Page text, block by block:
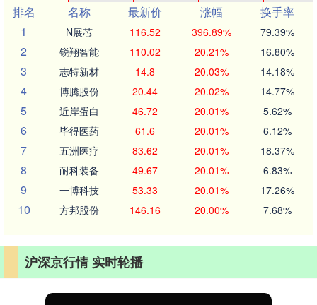
排名
名称 最新价 涨幅
换手率
1
N展芯 116.52 396.89% 79.39%
2 锐翔智能 110.02 20.21% 16.80%
3 志特新材 14.8 20.03% 14.18%
4 博腾股份 20.44 20.02% 14.77%
5 近岸蛋白 46.72 20.01% 5.62%
6 毕得医药 61.6 20.01% 6.12%
7 五洲医疗 83.62 20.01% 18.37%
8 耐科装备 49.67 20.01% 6.83%
9 一博科技 53.33 20.01% 17.26%
10 方邦股份 146.16 20.00% 7.68%
沪深京行情 实时轮播